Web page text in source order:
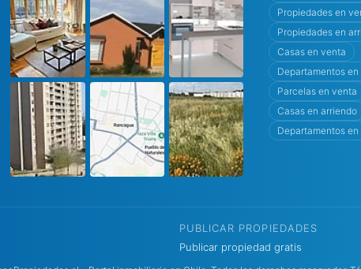
Propiedades en
Propiedades en
Casas en venta
Departamentos
Parcelas en venta
Casas en arriendo
Departamentos
PUBLICAR PROPIEDADES
Publicar propiedad gratis